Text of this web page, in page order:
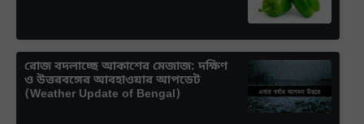
রোজ বদলাচ্ছে আকাশের মেজাজ: দক্ষিণ
ও উত্তরবঙ্গের আবহাওয়ার আপডেট
(Weather Update of Bengal)